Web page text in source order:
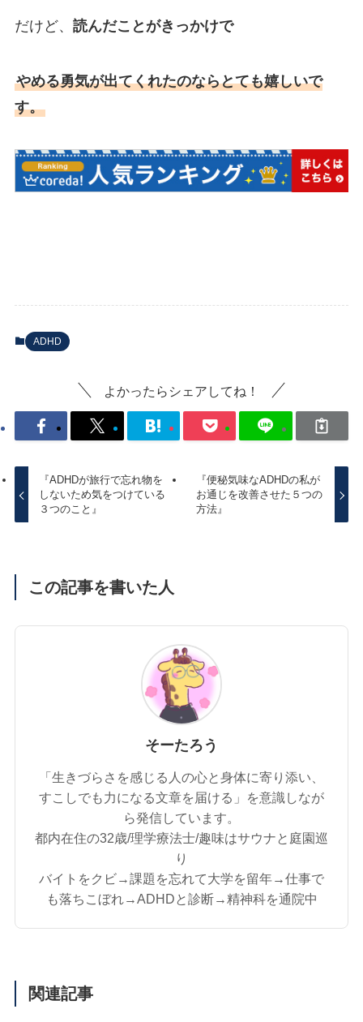
だけど、 読んだことがきっかけで
やめる勇気が出てくれたのならとても嬉しいで
す。
ADHD
よかったらシェアしてね！
『ADHDが旅行で忘れ物を
しないため気をつけている
３つのこと』
『便秘気味なADHDの私が
お通じを改善させた５つの
方法』
この記事を書いた人
そーたろう
「生きづらさを感じる人の心と身体に寄り添い、
すこしでも力になる文章を届ける」を意識しなが
ら発信しています。
都内在住の32歳/理学療法士/趣味はサウナと庭園巡
り
バイトをクビ→課題を忘れて大学を留年→仕事で
も落ちこぼれ→ADHDと診断→精神科を通院中
関連記事